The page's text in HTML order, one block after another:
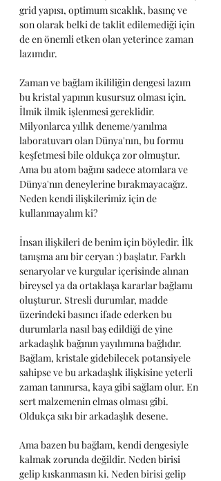
grid yapısı, optimum sıcaklık, basınç ve
son olarak belki de taklit edilemediği için
de en önemli etken olan yeterince zaman
lazımdır.
Zaman ve bağlam ikililiğin dengesi lazım
bu kristal yapının kusursuz olması için.
İlmik ilmik işlenmesi gereklidir.
Milyonlarca yıllık deneme/yanılma
laboratuvarı olan Dünya'nın, bu formu
keşfetmesi bile oldukça zor olmuştur.
Ama bu atom bağını sadece atomlara ve
Dünya'nın deneylerine bırakmayacağız.
Neden kendi ilişkilerimiz için de
kullanmayalım ki?
İnsan ilişkileri de benim için böyledir. İlk
tanışma anı bir ceryan :) başlatır. Farklı
senaryolar ve kurgular içerisinde alınan
bireysel ya da ortaklaşa kararlar bağlamı
oluşturur. Stresli durumlar, madde
üzerindeki basıncı ifade ederken bu
durumlarla nasıl baş edildiği de yine
arkadaşlık bağının yayılımına bağlıdır.
Bağlam, kristale gidebilecek potansiyele
sahipse ve bu arkadaşlık ilişkisine yeterli
zaman tanınırsa, kaya gibi sağlam olur. En
sert malzemenin elmas olması gibi.
Oldukça sıkı bir arkadaşlık desene.
Ama bazen bu bağlam, kendi dengesiyle
kalmak zorunda değildir. Neden birisi
gelip kıskanmasın ki. Neden birisi gelip